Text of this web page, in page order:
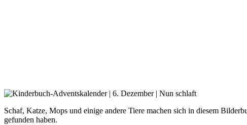
Schaf, Katze, Mops und einige andere Tiere machen sich in diesem
gefunden haben.